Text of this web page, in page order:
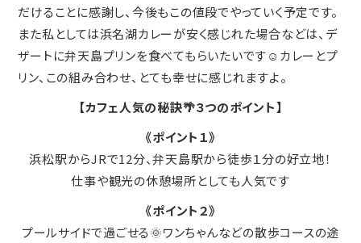
だけることに感謝し、今後もこの値段でやっていく予定です。
また私としては浜名湖カレーが安く感じれた場合などは、デ
ザートに弁天島プリンを食べてもらいたいです☺️カレーとプ
リン、この組み合わせ、とても幸せに感じれますよ。
【カフェ人気の秘訣🌴３つのポイント】
《ポイント１》
浜松駅からJRで12分、弁天島駅から徒歩１分の好立地！
仕事や観光の休憩場所としても人気です
《ポイント２》
プールサイドで過ごせる🌞ワンちゃんなどの散歩コースの途